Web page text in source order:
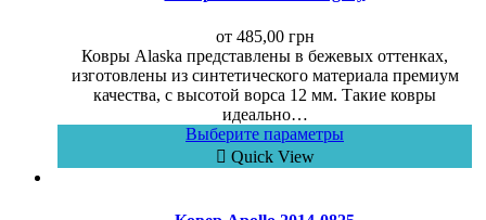
от 485,00 грн
Ковры Alaska представлены в бежевых оттенках,
изготовлены из синтетического материала премиум
качества, с высотой ворса 12 мм. Такие ковры
идеально…
Выберите параметры
Quick View